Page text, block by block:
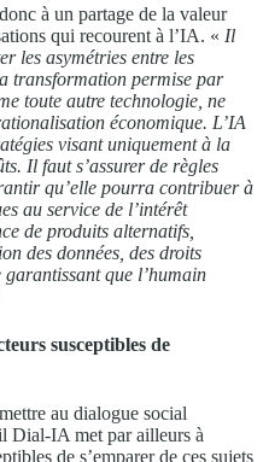
à un partage de la valeur
qui recourent à l’IA. « Il
les asymétries entre les
transformation permise par
toute autre technologie, ne
économique. L’IA
visant uniquement à la
Il faut s’assurer de règles
qu’elle pourra contribuer à
au service de l’intérêt
de produits alternatifs,
des données, des droits
que l’humain
susceptibles de
au dialogue social
Dial-IA met par ailleurs à
de s’emparer de ces sujets